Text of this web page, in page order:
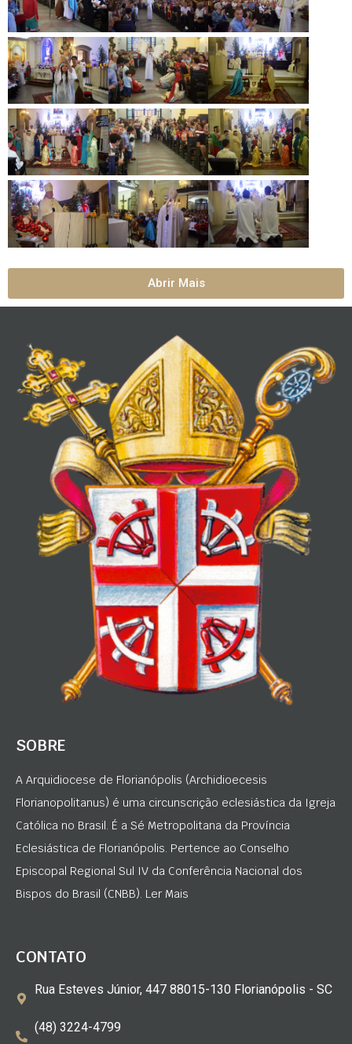
Abrir Mais
SOBRE
A Arquidiocese de Florianópolis (Archidioecesis
Florianopolitanus) é uma circunscrição eclesiástica da Igreja
Católica no Brasil. É a Sé Metropolitana da Província
Eclesiástica de Florianópolis. Pertence ao Conselho
Episcopal Regional Sul IV da Conferência Nacional dos
Bispos do Brasil (CNBB). Ler Mais
CONTATO
Rua Esteves Júnior, 447 88015-130 Florianópolis - SC
(48) 3224-4799